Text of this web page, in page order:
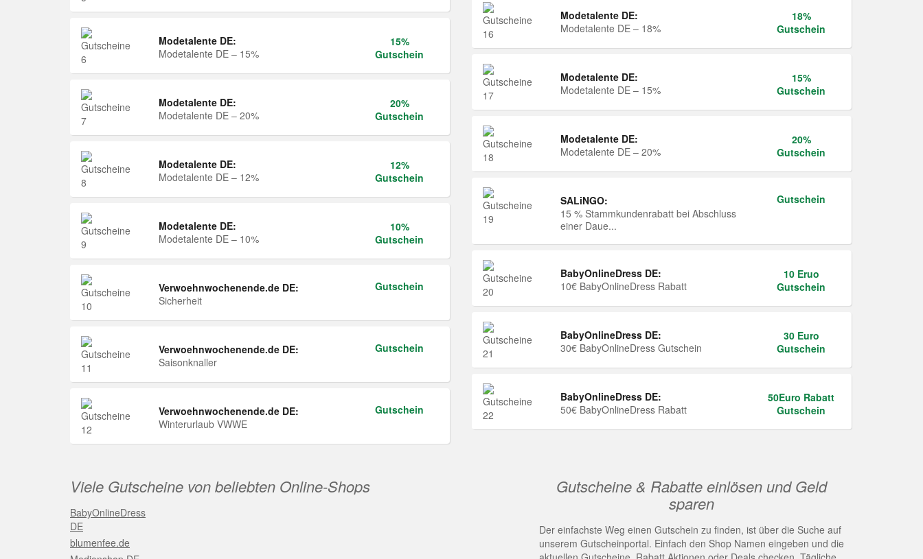
Modetalente DE:
Modetalente DE – 15%
15%
Gutschein
Modetalente DE:
Modetalente DE – 20%
20%
Gutschein
Modetalente DE:
Modetalente DE – 12%
12%
Gutschein
Modetalente DE:
Modetalente DE – 10%
10%
Gutschein
Verwoehnwochenende.de DE:
Sicherheit
Gutschein
Verwoehnwochenende.de DE:
Saisonknaller
Gutschein
Verwoehnwochenende.de DE:
Winterurlaub VWWE
Gutschein
Modetalente DE:
Modetalente DE – 18%
18%
Gutschein
Modetalente DE:
Modetalente DE – 15%
15%
Gutschein
Modetalente DE:
Modetalente DE – 20%
20%
Gutschein
SALiNGO:
15 % Stammkundenrabatt bei Abschluss
einer Daue...
Gutschein
BabyOnlineDress DE:
10€ BabyOnlineDress Rabatt
10 Eruo
Gutschein
BabyOnlineDress DE:
30€ BabyOnlineDress Gutschein
30 Euro
Gutschein
BabyOnlineDress DE:
50€ BabyOnlineDress Rabatt
50Euro Rabatt
Gutschein
Viele Gutscheine von beliebten Online-Shops
BabyOnlineDress
DE
blumenfee.de
Gutscheine & Rabatte einlösen und Geld
sparen
Der einfachste Weg einen Gutschein zu finden, ist über die Suche auf
unserem Gutscheinportal. Einfach den Shop Namen eingeben und die